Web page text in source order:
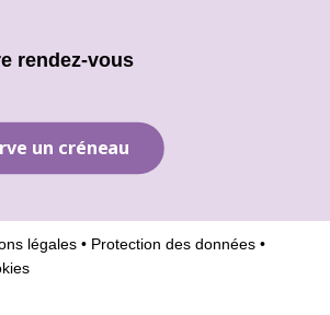
rendez-vous
un créneau
légales • Protection des données •